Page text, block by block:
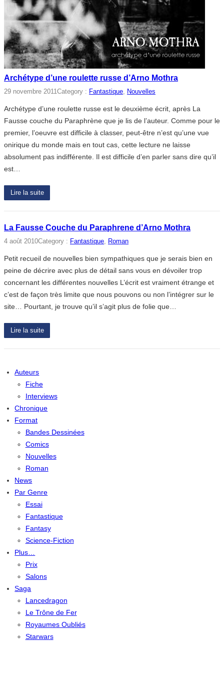
Archétype d’une roulette russe d’Arno Mothra
29 novembre 2011Category : Fantastique, Nouvelles
Archétype d’une roulette russe est le deuxième écrit, après La
Fausse couche du Paraphrène que je lis de l’auteur. Comme pour le
premier, l’oeuvre est difficile à classer, peut-être n’est qu’une vue
onirique du monde mais en tout cas, cette lecture ne laisse
absolument pas indifférente. Il est difficile d’en parler sans dire qu’il
est…
Lire la suite
La Fausse Couche du Paraphrene d’Arno Mothra
4 août 2010Category : Fantastique, Roman
Petit recueil de nouvelles bien sympathiques que je serais bien en
peine de décrire avec plus de détail sans vous en dévoiler trop
concernant les différentes nouvelles L’écrit est vraiment étrange et
c’est de façon très limite que nous pouvons ou non l’intégrer sur le
site… Pourtant, je trouve qu’il s’agit plus de folie que…
Lire la suite
Auteurs
Fiche
Interviews
Chronique
Format
Bandes Dessinées
Comics
Nouvelles
Roman
News
Par Genre
Essai
Fantastique
Fantasy
Science-Fiction
Plus…
Prix
Salons
Saga
Lancedragon
Le Trône de Fer
Royaumes Oubliés
Starwars